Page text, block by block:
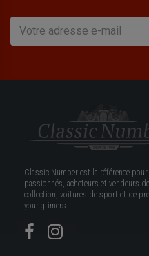
Classic Number est la référence
passionnés, acheteurs et vendeurs
collection, voitures de sport et de
youngtimers.